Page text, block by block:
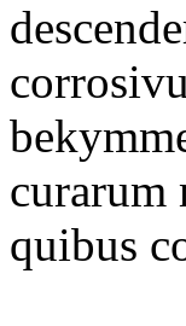
curarum
quibus